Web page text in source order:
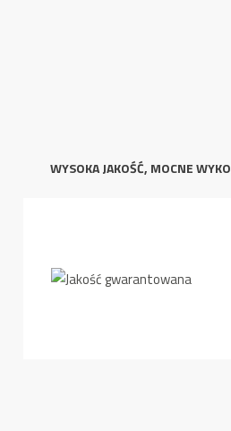
WYSOKA JAKOŚĆ, MOCNE